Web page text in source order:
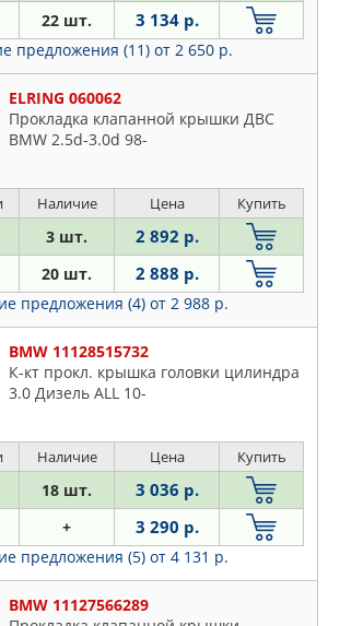
22 шт. 3 134 р.
предложения (11) от 2 650 р.
ELRING 060062
Прокладка клапанной крышки ДВС
BMW 2.5d-3.0d 98-
Наличие Цена Купить
3 шт. 2 892 р.
20 шт. 2 888 р.
предложения (4) от 2 988 р.
BMW 11128515732
К-кт прокл. крышка головки цилиндра
3.0 Дизель ALL 10-
Наличие Цена Купить
18 шт. 3 036 р.
+ 3 290 р.
предложения (5) от 4 131 р.
BMW 11127566289